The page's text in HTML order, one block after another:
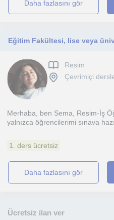
daha fazlasını gör
Resim
Çevrimiçi
Merhaba, ben Sema, Resim-İş
yalnızca öğrencilerimi sınava
1. ders ücretsiz
daha fazlasını gör
Ücretsiz ilan ver